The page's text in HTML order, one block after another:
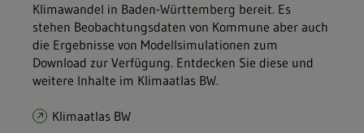
Klimawandel in Baden-Württemberg bereit. Es
stehen Beobachtungsdaten von Kommune aber auch
die Ergebnisse von Modellsimulationen zum
Download zur Verfügung. Entdecken Sie diese und
weitere Inhalte im Klimaatlas BW.
Klimaatlas BW